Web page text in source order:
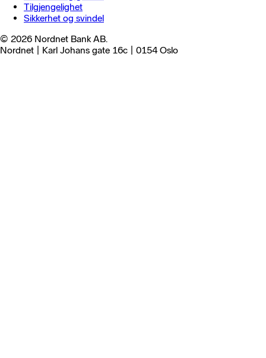
Tilgjengelighet
Sikkerhet og svindel
© 2026 Nordnet Bank AB.
Nordnet | Karl Johans gate 16c | 0154 Oslo